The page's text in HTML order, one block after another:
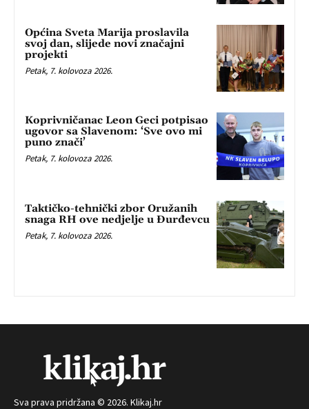
Općina Sveta Marija proslavila
svoj dan, slijede novi značajni
projekti
Petak, 7. kolovoza 2026.
Koprivničanac Leon Geci potpisao
ugovor sa Slavenom: ‘Sve ovo mi
puno znači’
Petak, 7. kolovoza 2026.
Taktičko-tehnički zbor Oružanih
snaga RH ove nedjelje u Đurđevcu
Petak, 7. kolovoza 2026.
Sva prava pridržana © 2026. Klikaj.hr